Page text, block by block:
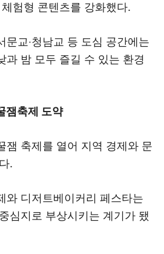
험형 콘텐츠를 강화했다.
문교‧청남교 등 도심 공간에는
과 밤 모두 즐길 수 있는 환경
잼축제 도약
잼 축제를 열어 지역 경제와 문
.
와 디저트베이커리 페스타는
심지로 부상시키는 계기가 됐